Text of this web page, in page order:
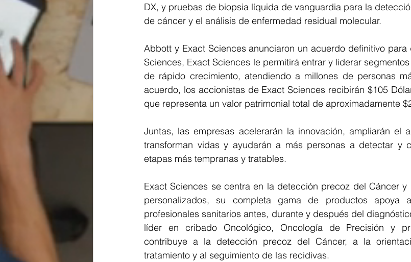
DX, y pruebas de biopsia líquida de vanguardia para la
de cáncer y el análisis de enfermedad residual molecular.
Abbott y Exact Sciences anunciaron un acuerdo definitivo
Sciences, Exact Sciences le permitirá entrar y liderar
de rápido crecimiento, atendiendo a millones de personas
acuerdo, los accionistas de Exact Sciences recibirán $105
que representa un valor patrimonial total de aproximadamente
Juntas, las empresas acelerarán la innovación, ampliarán el
transforman vidas y ayudarán a más personas a detectar y
etapas más tempranas y tratables.
Exact Sciences se centra en la detección precoz del Cáncer
personalizados, su completa gama de productos
profesionales sanitarios antes, durante y después del
líder en cribado Oncológico, Oncología de Precisión y
contribuye a la detección precoz del Cáncer, a la
tratamiento y al seguimiento de las recidivas.